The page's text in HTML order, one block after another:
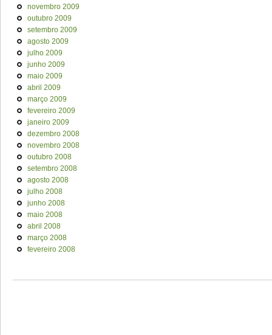
novembro 2009
outubro 2009
setembro 2009
agosto 2009
julho 2009
junho 2009
maio 2009
abril 2009
março 2009
fevereiro 2009
janeiro 2009
dezembro 2008
novembro 2008
outubro 2008
setembro 2008
agosto 2008
julho 2008
junho 2008
maio 2008
abril 2008
março 2008
fevereiro 2008